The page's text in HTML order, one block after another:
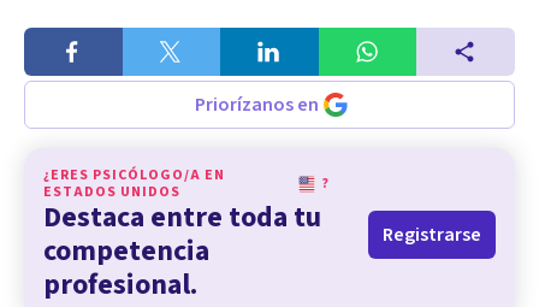
Priorízanos en
¿ERES PSICÓLOGO/A EN
ESTADOS UNIDOS
?
Destaca entre toda tu
competencia
profesional.
Registrarse